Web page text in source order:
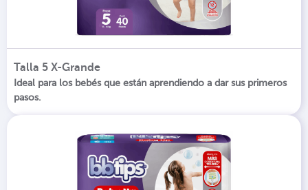
Talla 5 X-Grande
Ideal para los bebés que están aprendiendo a dar sus primeros
pasos.